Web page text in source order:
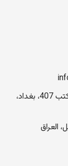
شارع الرواد، عمارة بلو تاور الطابق الرابع، مكتب 407، بغداد،